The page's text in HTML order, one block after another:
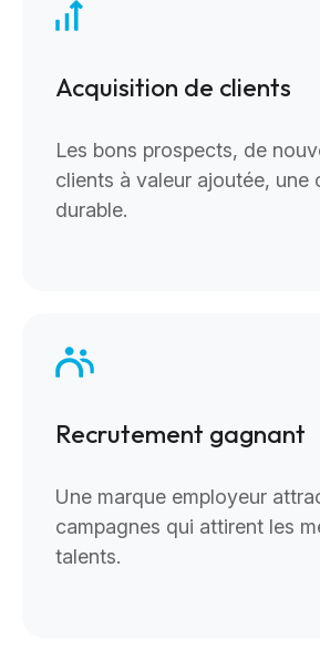
Acquisition de clients
Les bons prospects, de
clients à valeur ajoutée, une
durable.
Recrutement gagnant
Une marque employeur
campagnes qui attirent les
talents.